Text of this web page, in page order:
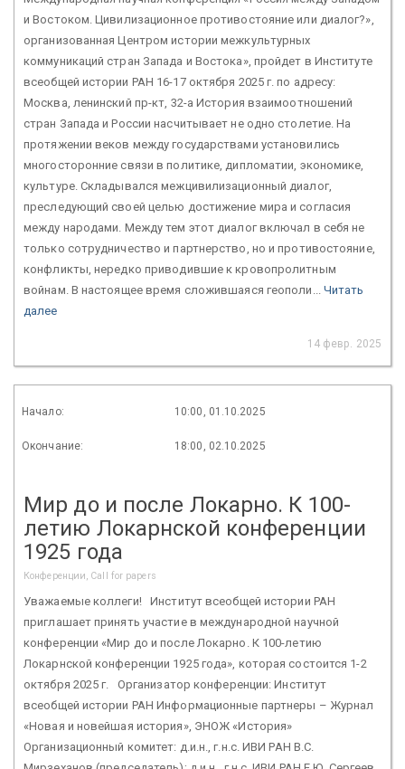
и Востоком. Цивилизационное противостояние или диалог?»,
организованная Центром истории межкультурных
коммуникаций стран Запада и Востока», пройдет в Институте
всеобщей истории РАН 16-17 октября 2025 г. по адресу:
Москва, ленинский пр-кт, 32-а История взаимоотношений
стран Запада и России насчитывает не одно столетие. На
протяжении веков между государствами установились
многосторонние связи в политике, дипломатии, экономике,
культуре. Складывался межцивилизационный диалог,
преследующий своей целью достижение мира и согласия
между народами. Между тем этот диалог включал в себя не
только сотрудничество и партнерство, но и противостояние,
конфликты, нередко приводившие к кровопролитным
войнам. В настоящее время сложившаяся геополи... Читать
далее
14 февр. 2025
Начало: 10:00, 01.10.2025
Окончание: 18:00, 02.10.2025
Мир до и после Локарно. К 100-
летию Локарнской конференции
1925 года
Конференции, Call for papers
Уважаемые коллеги! Институт всеобщей истории РАН
приглашает принять участие в международной научной
конференции «Мир до и после Локарно. К 100-летию
Локарнской конференции 1925 года», которая состоится 1-2
октября 2025 г. Организатор конференции: Институт
всеобщей истории РАН Информационные партнеры – Журнал
«Новая и новейшая история», ЭНОЖ «История»
Организационный комитет: д.и.н., г.н.с. ИВИ РАН В.С.